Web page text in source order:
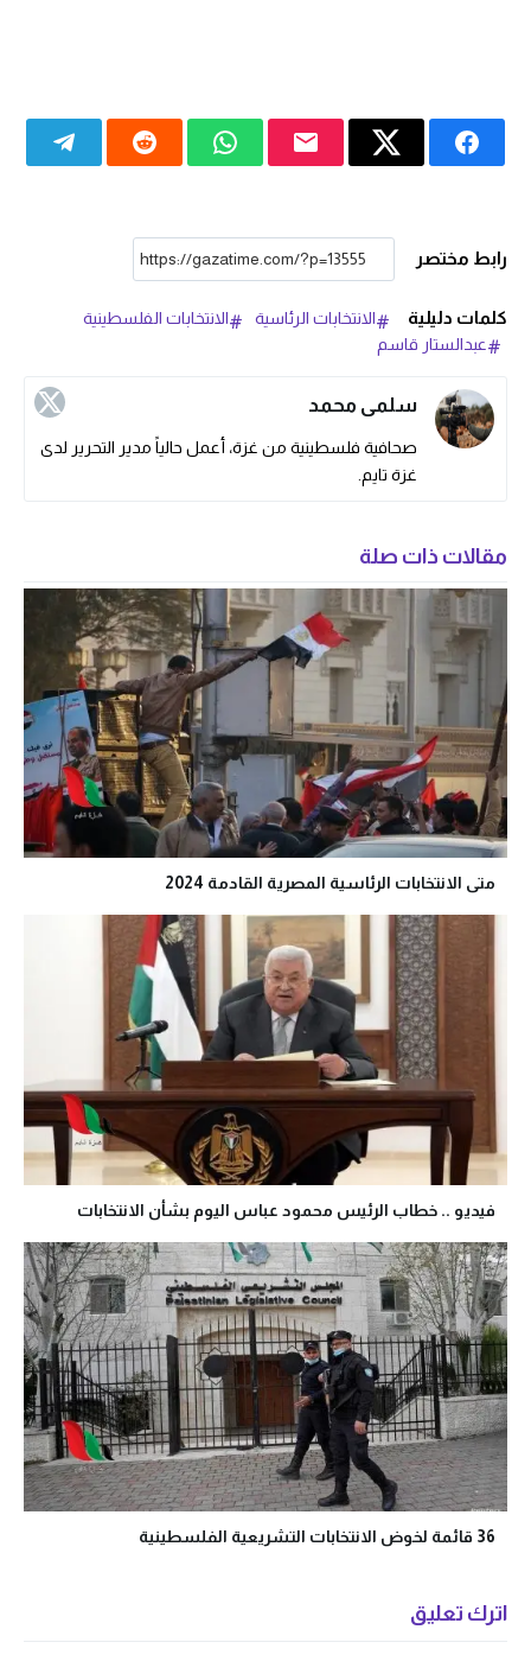
رابط مختصر
كلمات دليلية الانتخابات الرئاسية
الانتخابات الفلسطينية
عبدالستار قاسم
سلمى محمد
صحافية فلسطينية من غزة، أعمل حالياً مدير التحرير لدى
غزة تايم.
مقالات ذات صلة
متى الانتخابات الرئاسية المصرية القادمة 2024
فيديو .. خطاب الرئيس محمود عباس اليوم بشأن الانتخابات
36 قائمة لخوض الانتخابات التشريعية الفلسطينية
اترك تعليق